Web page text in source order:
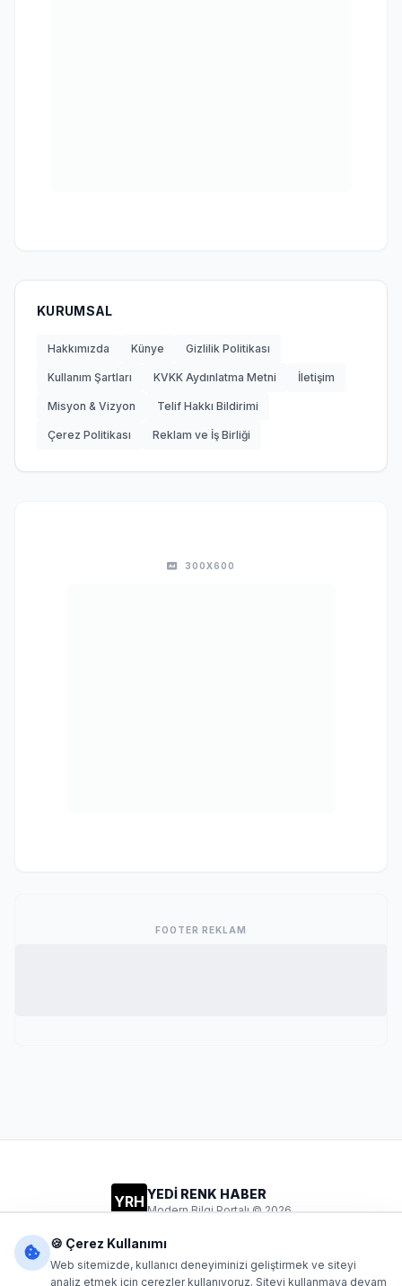
KURUMSAL
Hakkımızda Künye Gizlilik Politikası
Kullanım Şartları KVKK Aydınlatma Metni İletişim
Misyon & Vizyon Telif Hakkı Bildirimi
Çerez Politikası Reklam ve İş Birliği
300X600
FOOTER REKLAM
YRH YEDİ RENK HABER
Modern Bilgi Portalı © 2026
🍪 Çerez Kullanımı
Web sitemizde, kullanıcı deneyiminizi geliştirmek ve siteyi
analiz etmek için çerezler kullanıyoruz. Siteyi kullanmaya devam